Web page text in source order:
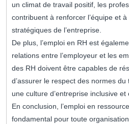
un climat de travail positif, les
contribuent à renforcer l’équipe et
stratégiques de l’entreprise.
De plus, l’emploi en RH est
relations entre l’employeur et les
des RH doivent être capables de
d’assurer le respect des normes
une culture d’entreprise inclusive et
En conclusion, l’emploi en
fondamental pour toute